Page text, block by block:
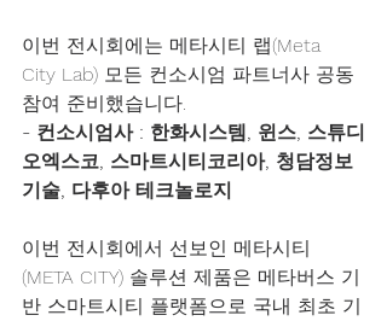
이번 전시회에는 메타시티 랩(Meta
City Lab) 모든 컨소시엄 파트너사 공동
참여 준비했습니다.
- 컨소시엄사 : 한화시스템, 윈스, 스튜디
오엑스코, 스마트시티코리아, 청담정보
기술, 다후아 테크놀로지
이번 전시회에서 선보인 메타시티
(META CITY) 솔루션 제품은 메타버스 기
반 스마트시티 플랫폼으로 국내 최초 기